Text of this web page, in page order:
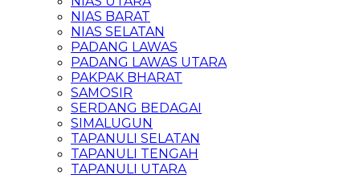
NIAS BARAT
NIAS SELATAN
PADANG LAWAS
PADANG LAWAS UTARA
PAKPAK BHARAT
SAMOSIR
SERDANG BEDAGAI
SIMALUGUN
TAPANULI SELATAN
TAPANULI TENGAH
TAPANULI UTARA